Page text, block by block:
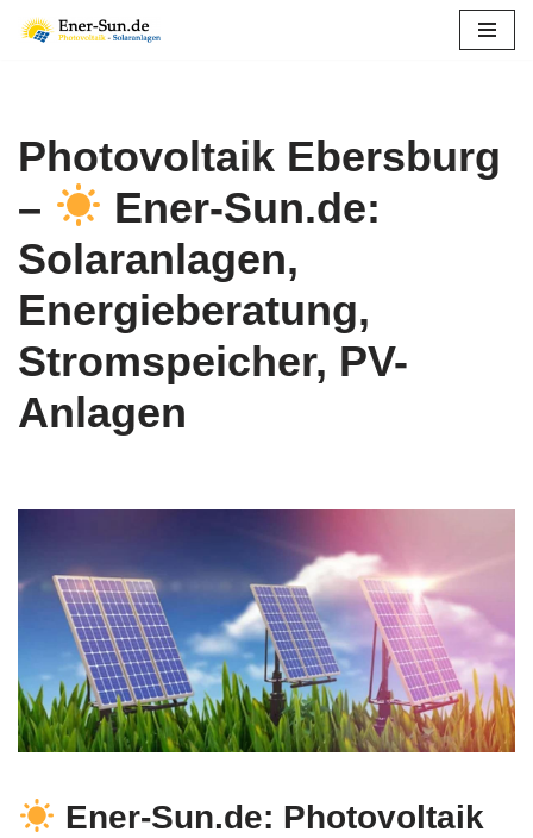
Photovoltaik Ebersburg
–
Ener-Sun.de:
Solaranlagen,
Energieberatung,
Stromspeicher, PV-
Anlagen
Ener-Sun.de: Photovoltaik